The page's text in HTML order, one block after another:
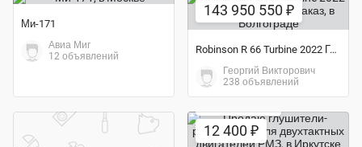
Ми-171
Авиа Миг
12 объявлений
143 950 550 ₽
Robinson R 66 Turbine 2022 Года выпуска под заказ
Георгий Викторович
238 объявлений
12 400 ₽